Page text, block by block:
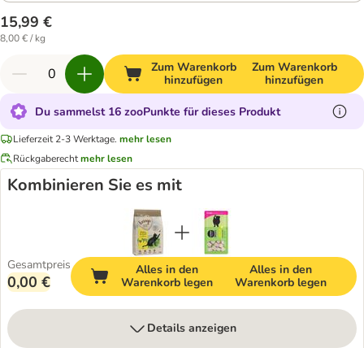
15,99 €
8,00 € / kg
Zum Warenkorb
hinzufügen
Zum Warenkorb
hinzufügen
Du sammelst 16 zooPunkte für dieses Produkt
Lieferzeit 2-3 Werktage. mehr lesen
Rückgaberechtmehr lesen
Kombinieren Sie es mit
Gesamtpreis
0,00 €
Alles in den
Warenkorb legen
Alles in den
Warenkorb legen
Details anzeigen